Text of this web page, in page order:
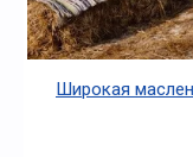
Широкая